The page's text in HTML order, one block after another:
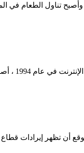
في المنزل هو السمة الجديدة
الفرص للشركات الرأسمالية الصغيرة والمتاجر القريبة.
إيرادات قطاع توصيل